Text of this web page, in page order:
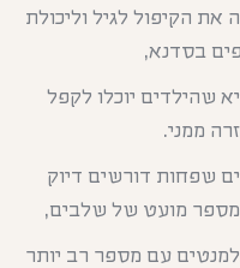
את הקיפול לגיל וליכולת
בסדנא,
שהילדים יוכלו לקפל
ממני.
שפחות דורשים דיוק
מספר מועט של שלבים,
עם מספר רב יותר